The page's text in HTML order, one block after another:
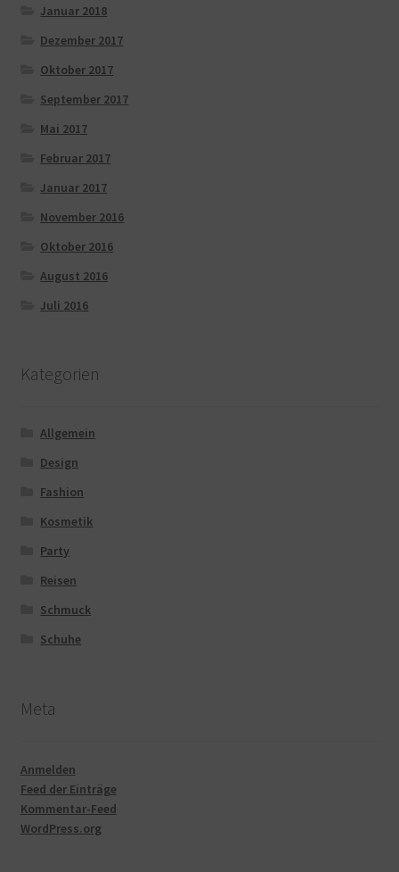
Januar 2018
Dezember 2017
Oktober 2017
September 2017
Mai 2017
Februar 2017
Januar 2017
November 2016
Oktober 2016
August 2016
Juli 2016
Kategorien
Allgemein
Design
Fashion
Kosmetik
Party
Reisen
Schmuck
Schuhe
Meta
Anmelden
Feed der Einträge
Kommentar-Feed
WordPress.org